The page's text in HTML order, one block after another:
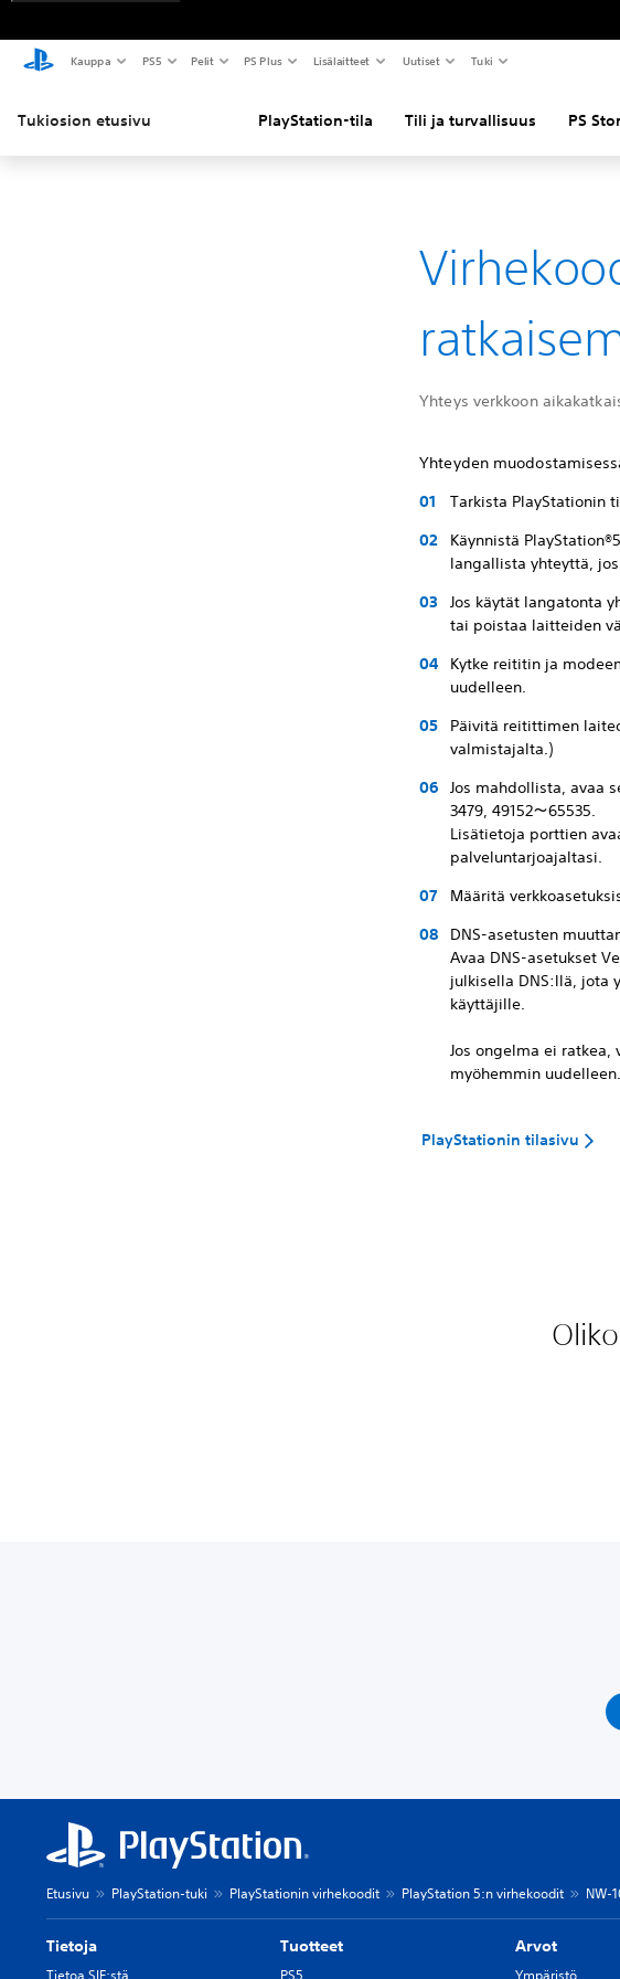
Kauppa PS5 Pelit PS Plus Lisälaitteet Uutiset Tuki
Tukiosion etusivu PlayStation-tila Tili ja turvallisuus PS
Yhteys verkkoon
Yhteyden
Tarkista PlayStationin
Käynnistä
langallista yhteyttä,
Jos käytät langatonta
tai poistaa laitteiden
Kytke reititin ja
uudelleen.
Päivitä reitittimen
valmistajalta.)
Jos mahdollista, avaa
3479, 49152～65535.
Lisätietoja porttien
palveluntarjoajaltasi.
Määritä
DNS-asetusten
Avaa DNS-asetukset
julkisella DNS:llä, jota
käyttäjille.
Jos ongelma ei ratkea,
myöhemmin uudelleen.
PlayStationin tilasivu
Etusivu PlayStation-tuki PlayStationin virhekoodit PlayStation 5:n virhekoodit NW-
Tietoja
Tietoa SIE:stä
Tuotteet
PS5
Arvot
Ympäristö